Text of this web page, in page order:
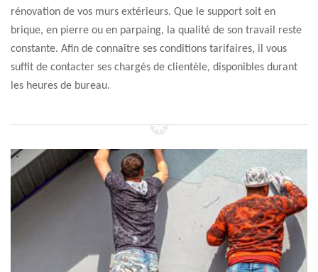
rénovation de vos murs extérieurs. Que le support soit en
brique, en pierre ou en parpaing, la qualité de son travail reste
constante. Afin de connaître ses conditions tarifaires, il vous
suffit de contacter ses chargés de clientèle, disponibles durant
les heures de bureau.